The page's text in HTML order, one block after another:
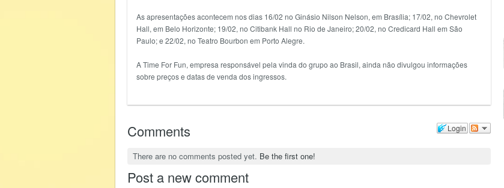
As apresentações acontecem nos dias 16/02 no Ginásio Nilson Nelson, em Brasília; 17/02, no Chevrolet
Hall, em Belo Horizonte; 19/02, no Citibank Hall no Rio de Janeiro; 20/02, no Credicard Hall em São
Paulo; e 22/02, no Teatro Bourbon em Porto Alegre.
A Time For Fun, empresa responsável pela vinda do grupo ao Brasil, ainda não divulgou informações
sobre preços e datas de venda dos ingressos.
Login
Comments
There are no comments posted yet. Be the first one!
Post a new comment